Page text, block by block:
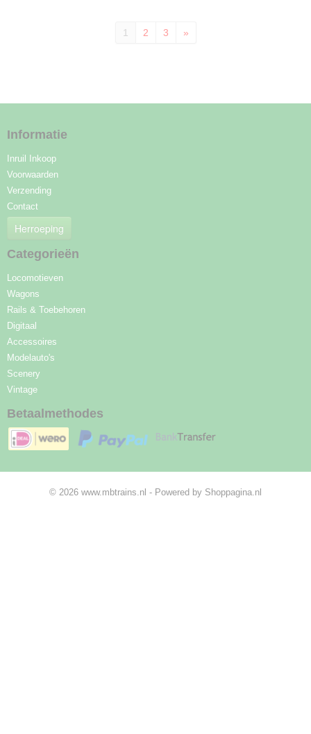
1 2 3 »
Informatie
Inruil Inkoop
Voorwaarden
Verzending
Contact
Herroeping
Categorieën
Locomotieven
Wagons
Rails & Toebehoren
Digitaal
Accessoires
Modelauto's
Scenery
Vintage
Betaalmethodes
© 2026 www.mbtrains.nl - Powered by Shoppagina.nl